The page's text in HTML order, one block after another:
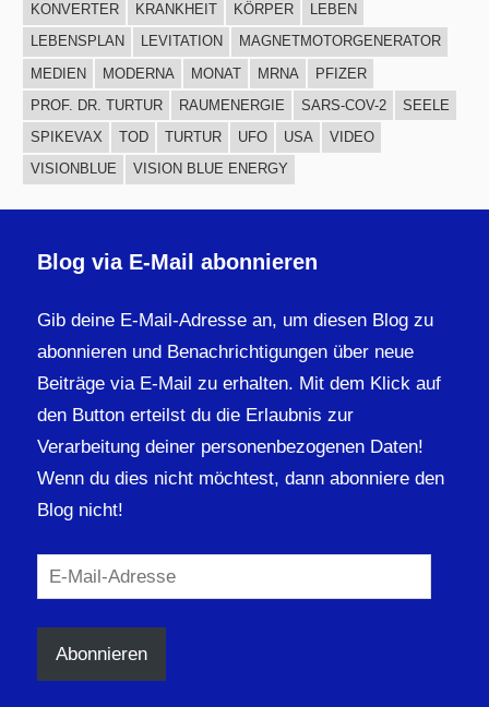
KONVERTER
KRANKHEIT KÖRPER
LEBEN
LEBENSPLAN
LEVITATION
MAGNETMOTORGENERATOR
MEDIEN
MODERNA MONAT MRNA
PFIZER
PROF. DR. TURTUR
RAUMENERGIE SARS-COV-2
SEELE
SPIKEVAX
TOD TURTUR UFO USA
VIDEO
VISIONBLUE
VISION BLUE ENERGY
Blog via E-Mail abonnieren
Gib deine E-Mail-Adresse an, um diesen Blog zu
abonnieren und Benachrichtigungen über neue
Beiträge via E-Mail zu erhalten. Mit dem Klick auf
den Button erteilst du die Erlaubnis zur
Verarbeitung deiner personenbezogenen Daten!
Wenn du dies nicht möchtest, dann abonniere den
Blog nicht!
E-
Mail-
Adresse
Abonnieren